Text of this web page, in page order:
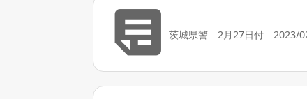
茨城県警 2月27日付 2023/